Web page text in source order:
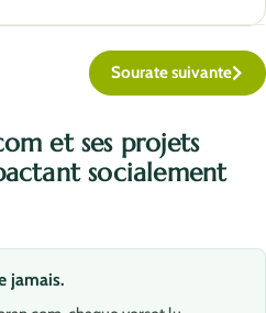
Sourate suivante
et ses projets
socialement
jamais.